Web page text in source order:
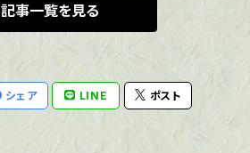
記事一覧を見る
シェア LINE ポスト